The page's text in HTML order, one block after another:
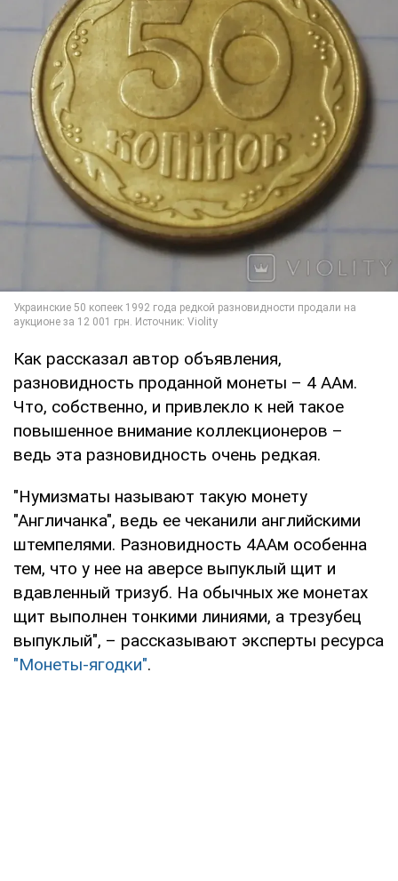
Как рассказал автор объявления,
разновидность проданной монеты – 4 ААм.
Что, собственно, и привлекло к ней такое
повышенное внимание коллекционеров –
ведь эта разновидность очень редкая.
"Нумизматы называют такую монету
"Англичанка", ведь ее чеканили английскими
штемпелями. Разновидность 4ААм особенна
тем, что у нее на аверсе выпуклый щит и
вдавленный тризуб. На обычных же монетах
щит выполнен тонкими линиями, а трезубец
выпуклый", – рассказывают эксперты ресурса
"Монеты-ягодки".